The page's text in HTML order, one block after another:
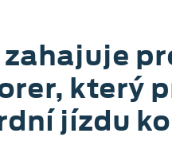
zahajuje
který
jízdu